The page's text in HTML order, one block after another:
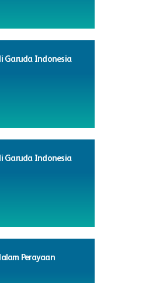
Garuda Indonesia
Garuda Indonesia
Perayaan